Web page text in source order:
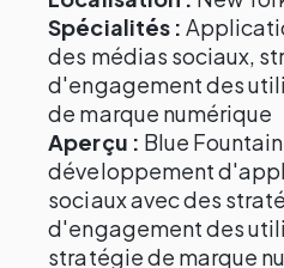
Spécialités :
des médias sociaux,
d'engagement des
de marque numérique
Aperçu : Blue
développement
sociaux avec des
d'engagement des
stratégie de marque